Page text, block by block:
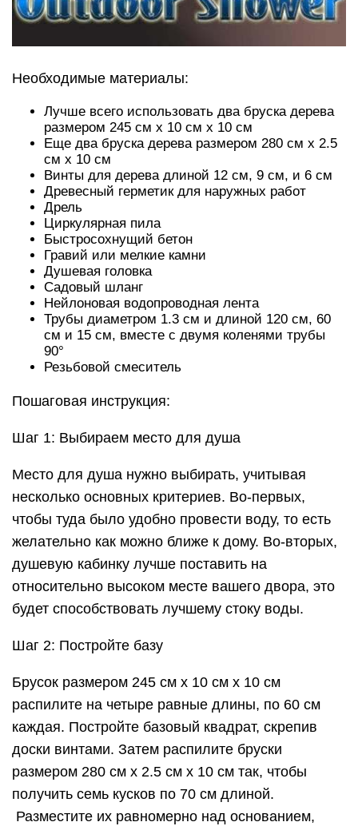
Необходимые материалы:
Лучше всего использовать два бруска дерева
размером 245 см х 10 см х 10 см
Еще два бруска дерева размером 280 см х 2.5
см х 10 см
Винты для дерева длиной 12 см, 9 см, и 6 см
Древесный герметик для наружных работ
Дрель
Циркулярная пила
Быстросохнущий бетон
Гравий или мелкие камни
Душевая головка
Садовый шланг
Нейлоновая водопроводная лента
Трубы диаметром 1.3 см и длиной 120 см, 60
см и 15 см, вместе с двумя коленями трубы
90°
Резьбовой смеситель
Пошаговая инструкция:
Шаг 1: Выбираем место для душа
Место для душа нужно выбирать, учитывая
несколько основных критериев. Во-первых,
чтобы туда было удобно провести воду, то есть
желательно как можно ближе к дому. Во-вторых,
душевую кабинку лучше поставить на
относительно высоком месте вашего двора, это
будет способствовать лучшему стоку воды.
Шаг 2: Постройте базу
Брусок размером 245 см х 10 см х 10 см
распилите на четыре равные длины, по 60 см
каждая. Постройте базовый квадрат, скрепив
доски винтами. Затем распилите бруски
размером 280 см х 2.5 см х 10 см так, чтобы
получить семь кусков по 70 см длиной.
Разместите их равномерно над основанием,